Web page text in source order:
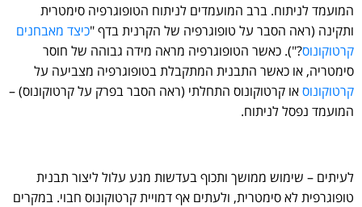
המועמד לניתוח. ברב המועמדים לניתוח הטופוגרפיה סימטרית
ותקינה (ראה הסבר על טופוגרפיה של הקרנית בדף "כיצד מאבחנים
קרטוקונוס?"). כאשר הטופוגרפיה מראה מידה גבוהה של חוסר
סימטריה, או כאשר התבנית המתקבלת בטופוגרפיה מצביעה על
קרטוקונוסאו קרטוקונוס התחלתי (ראה הסבר בפרק על קרטוקונוס) –
המועמד נפסל לניתוח.
לעיתים – שימוש ממושך ותכוף בעדשות מגע עלול ליצור תבנית
טופוגרפית לא סימטרית, ולעתים אף דמויית קרטוקונוס חבוי. במקרים